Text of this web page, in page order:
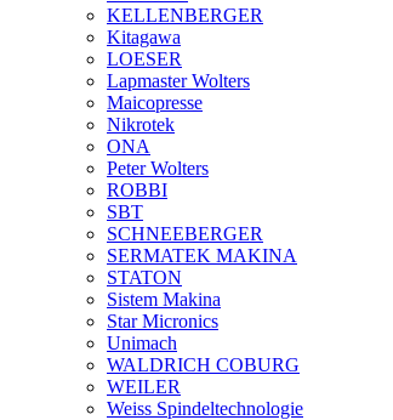
KELLENBERGER
Kitagawa
LOESER
Lapmaster Wolters
Maicopresse
Nikrotek
ONA
Peter Wolters
ROBBI
SBT
SCHNEEBERGER
SERMATEK MAKINA
STATON
Sistem Makina
Star Micronics
Unimach
WALDRICH COBURG
WEILER
Weiss Spindeltechnologie